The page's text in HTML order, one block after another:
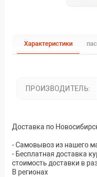
Характеристики
ПРОИЗВОДИТЕЛЬ:
Доставка по
- Самовывоз из нашего
- Бесплатная доставка
стоимость доставки в
В регионах